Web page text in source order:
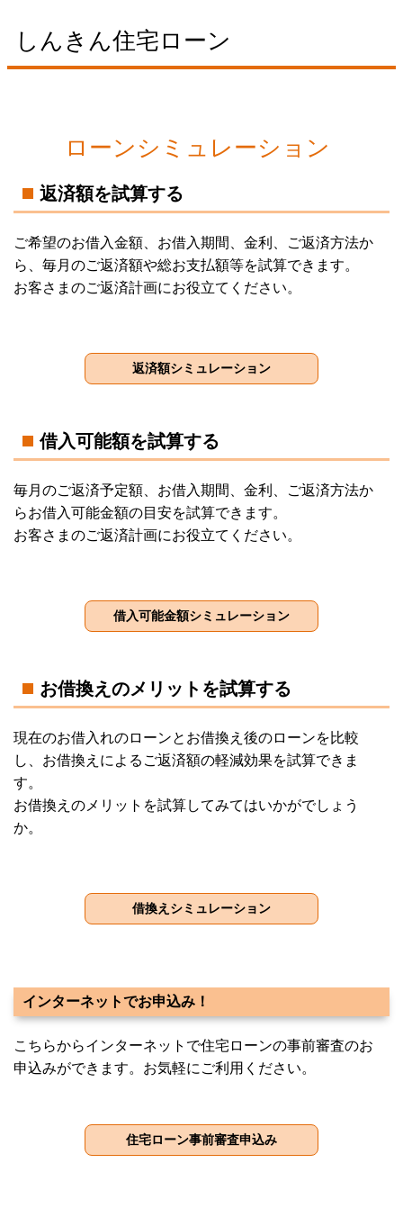
しんきん住宅ローン
ローンシミュレーション
返済額を試算する
ご希望のお借入金額、お借入期間、金利、ご返済方法か
ら、毎月のご返済額や総お支払額等を試算できます。
お客さまのご返済計画にお役立てください。
借入可能額を試算する
毎月のご返済予定額、お借入期間、金利、ご返済方法か
らお借入可能金額の目安を試算できます。
お客さまのご返済計画にお役立てください。
お借換えのメリットを試算する
現在のお借入れのローンとお借換え後のローンを比較
し、お借換えによるご返済額の軽減効果を試算できま
す。
お借換えのメリットを試算してみてはいかがでしょう
か。
インターネットでお申込み！
こちらからインターネットで住宅ローンの事前審査のお
申込みができます。お気軽にご利用ください。